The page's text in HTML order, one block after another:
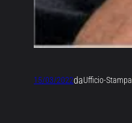
15/03/2022daUfficio-Stampa